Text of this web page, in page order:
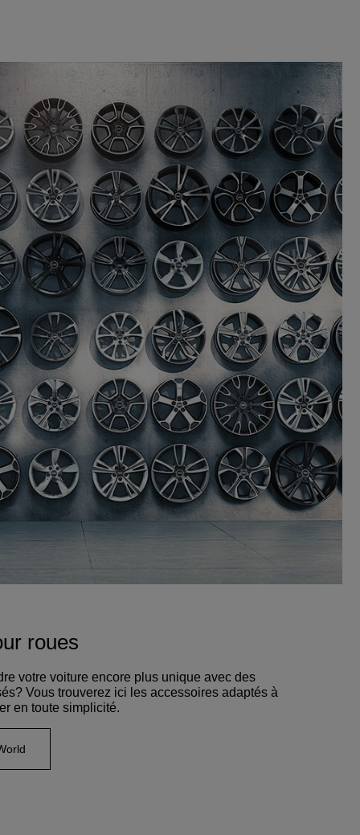
roues
votre voiture encore plus unique avec des
Vous trouverez ici les accessoires adaptés à
en toute simplicité.